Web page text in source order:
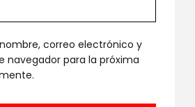
correo electrónico y
navegador para la próxima